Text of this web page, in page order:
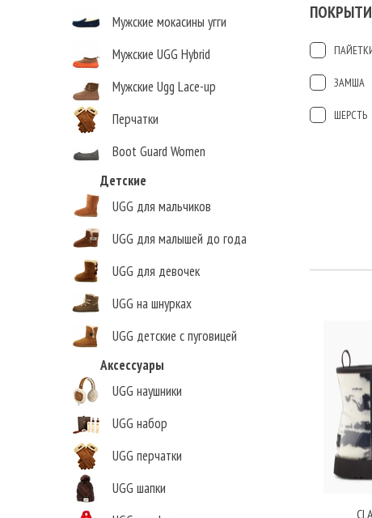
Мужские мокасины угги
Мужские UGG Hybrid
Мужские Ugg Lace-up
Перчатки
Boot Guard Women
Детские
UGG для мальчиков
UGG для малышей до года
UGG для девочек
UGG на шнурках
UGG детские с пуговицей
Аксессуары
UGG наушники
UGG набор
UGG перчатки
UGG шапки
ЗАМША
ШЕРСТЬ